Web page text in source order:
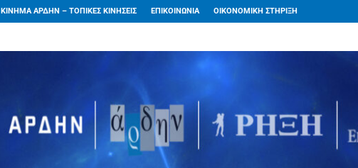
ΚΙΝΗΜΑ ΑΡΔΗΝ – ΤΟΠΙΚΕΣ ΚΙΝΗΣΕΙΣ ΕΠΙΚΟΙΝΩΝΙΑ ΟΙΚΟΝΟΜΙΚΗ ΣΤΗΡΙΞΗ